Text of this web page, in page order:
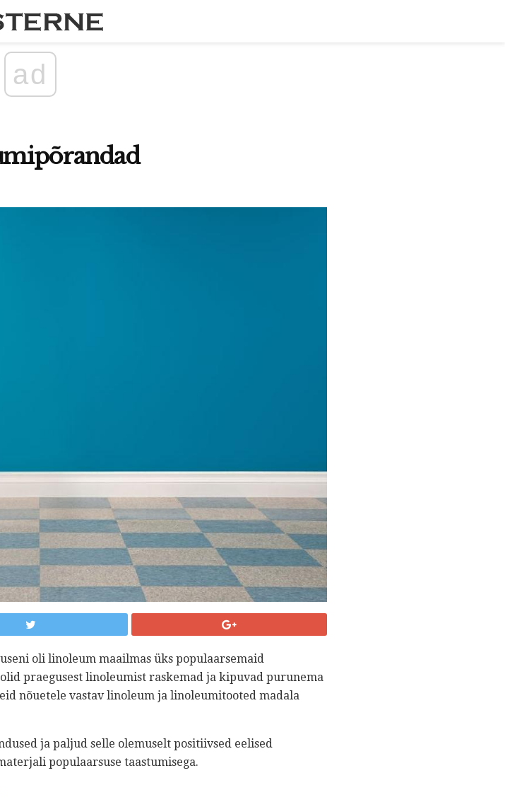
ad
oli linoleum maailmas üks populaarsemaid
praegusest linoleumist raskemad ja kipuvad purunema
nõuetele vastav linoleum ja linoleumitooted madala
ja paljud selle olemuselt positiivsed eelised
populaarsuse taastumisega.